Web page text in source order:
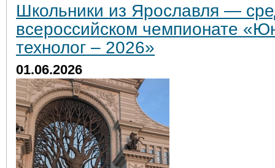
Школьники из Ярославля —
всероссийском чемпионате
технолог – 2026»
01.06.2026